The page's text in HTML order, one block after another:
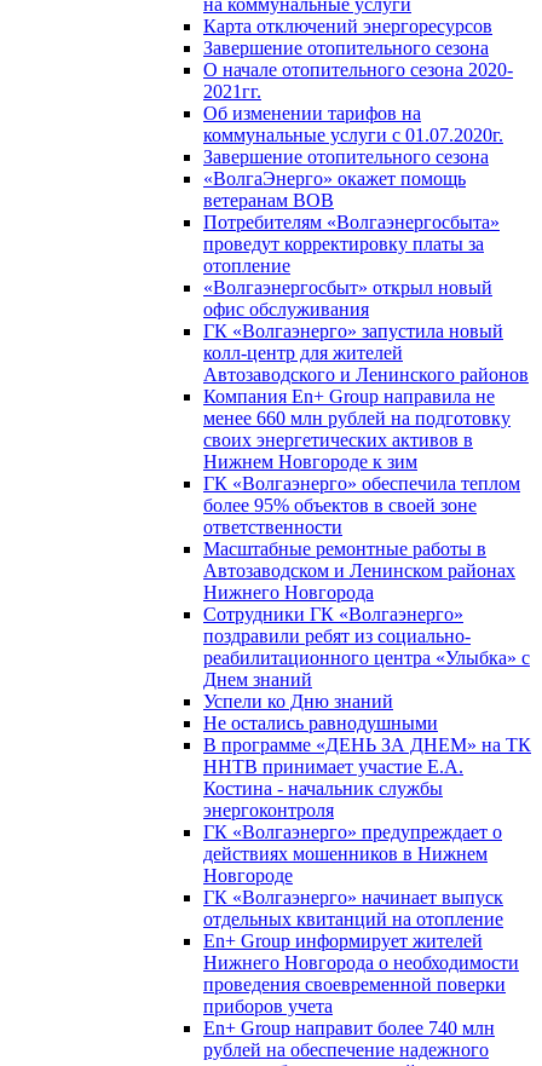
на коммунальные услуги
Карта отключений энергоресурсов
Завершение отопительного сезона
О начале отопительного сезона 2020-
2021гг.
Об изменении тарифов на
коммунальные услуги с 01.07.2020г.
Завершение отопительного сезона
«ВолгаЭнерго» окажет помощь
ветеранам ВОВ
Потребителям «Волгаэнергосбыта»
проведут корректировку платы за
отопление
«Волгаэнергосбыт» открыл новый
офис обслуживания
ГК «Волгаэнерго» запустила новый
колл-центр для жителей
Автозаводского и Ленинского районов
Компания En+ Group направила не
менее 660 млн рублей на подготовку
своих энергетических активов в
Нижнем Новгороде к зим
ГК «Волгаэнерго» обеспечила теплом
более 95% объектов в своей зоне
ответственности
Масштабные ремонтные работы в
Автозаводском и Ленинском районах
Нижнего Новгорода
Сотрудники ГК «Волгаэнерго»
поздравили ребят из социально-
реабилитационного центра «Улыбка» с
Днем знаний
Успели ко Дню знаний
Не остались равнодушными
В программе «ДЕНЬ ЗА ДНЕМ» на ТК
ННТВ принимает участие Е.А.
Костина - начальник службы
энергоконтроля
ГК «Волгаэнерго» предупреждает о
действиях мошенников в Нижнем
Новгороде
ГК «Волгаэнерго» начинает выпуск
отдельных квитанций на отопление
En+ Group информирует жителей
Нижнего Новгорода о необходимости
проведения своевременной поверки
приборов учета
En+ Group направит более 740 млн
рублей на обеспечение надежного